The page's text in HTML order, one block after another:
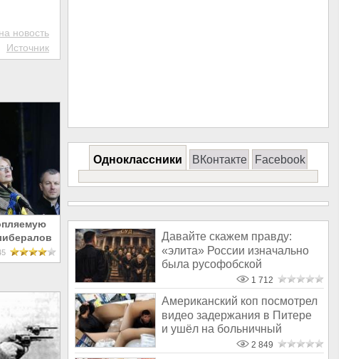
новость
Источник
Одноклассники ВКонтакте Facebook
Давайте скажем правду:
«элита» России изначально
была русофобской
1 712
Американский коп посмотрел
видео задержания в Питере
и ушёл на больничный
2 849